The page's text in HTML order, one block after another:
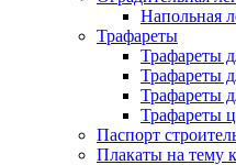
Напольная
Трафареты
Трафареты
Трафареты
Трафареты
Трафареты
Паспорт
Плакаты на тему